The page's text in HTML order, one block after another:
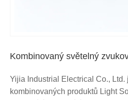
Kombinovaný světelný
Yijia Industrial Electrical Co., Ltd.
kombinovaných produktů Light